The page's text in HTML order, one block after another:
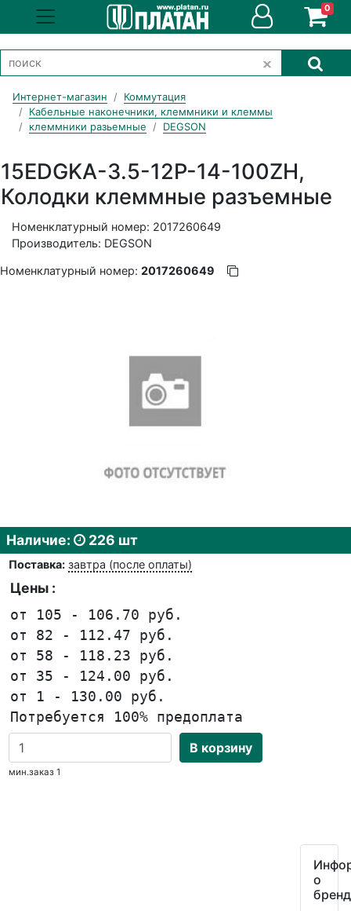
0
Интернет-магазин
Коммутация
Кабельные наконечники, клеммники и клеммы
клеммники разьемные
DEGSON
15EDGKA-3.5-12P-14-100ZH,
Колодки клеммные разъемные
Номенклатурный номер: 2017260649
Производитель: DEGSON
Номенклатурный номер: 2017260649
Наличие: 226 шт
Поставка: завтра (после оплаты)
Цены :
от 105 - 106.70 руб.
от 82 - 112.47 руб.
от 58 - 118.23 руб.
от 35 - 124.00 руб.
от 1 - 130.00 руб.
Потребуется 100% предоплата
В корзину
мин.заказ 1
о